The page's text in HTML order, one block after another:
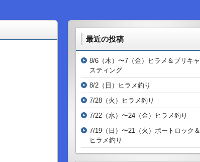
最近の投稿
8/6（木）〜7（金）ヒラメ＆ブリキャ
スティング
8/2（日）ヒラメ釣り
7/28（火）ヒラメ釣り
7/22（水）〜24（金）ヒラメ釣り
7/19（日）〜21（火）ボートロック＆
ヒラメ釣り